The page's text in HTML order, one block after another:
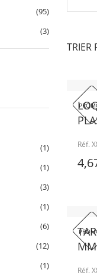
(95)
(3)
(1)
(1)
(3)
(1)
(6)
(12)
(1)
TRIER
Réf.
Réf.